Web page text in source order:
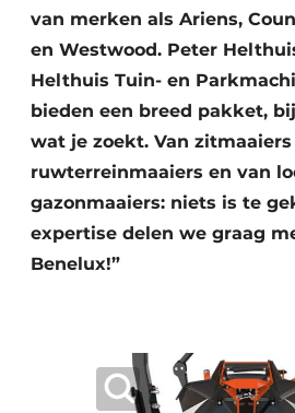
van merken als Ariens,
en Westwood. Peter
Helthuis Tuin- en
bieden een breed pakket,
wat je zoekt. Van
ruwterreinmaaiers en van
gazonmaaiers: niets is te
expertise delen we graag
Benelux!”